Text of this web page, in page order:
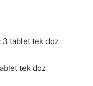
3 tablet tek doz
tek doz